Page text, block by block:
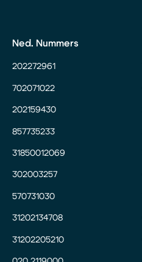
Ned. Nummers
202272961
702071022
202159430
857735233
31850012069
302003257
570731030
31202134708
31202205210